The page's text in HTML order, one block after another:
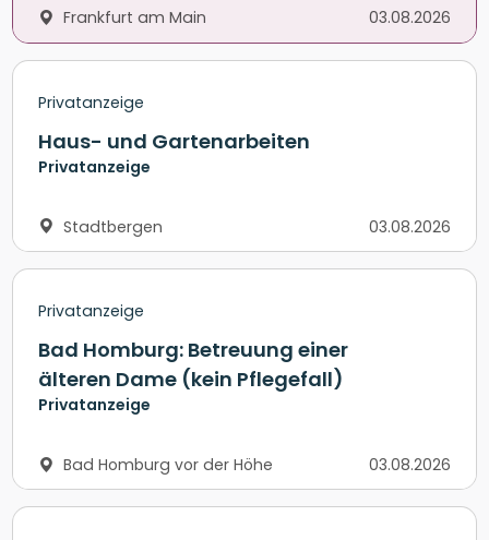
Frankfurt am Main 03.08.2026
Privatanzeige
Haus- und Gartenarbeiten
Privatanzeige
Stadtbergen 03.08.2026
Privatanzeige
Bad Homburg: Betreuung einer
älteren Dame (kein Pflegefall)
Privatanzeige
Bad Homburg vor der Höhe 03.08.2026